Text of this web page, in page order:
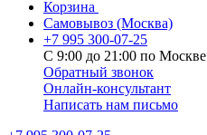
Корзина
Самовывоз (Москва)
+7 995 300-07-25
С 9:00 до 21:00 по Москве
Обратный звонок
Онлайн-консультант
Написать нам письмо